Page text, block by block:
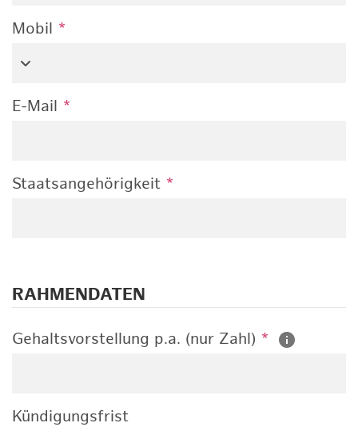
Mobil *
E-Mail *
Staatsangehörigkeit *
RAHMENDATEN
Gehaltsvorstellung p.a. (nur Zahl) *
Kündigungsfrist